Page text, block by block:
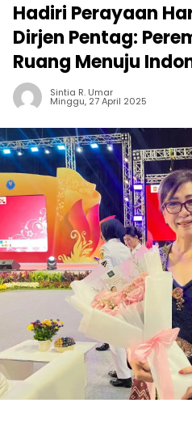
Hadiri Perayaan
Dirjen Pentag:
Ruang Menuju
Sintia R. Umar
Minggu, 27 April 2025